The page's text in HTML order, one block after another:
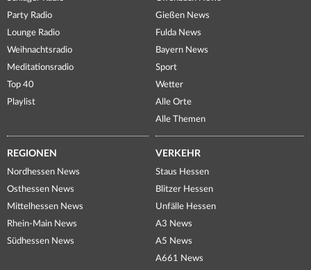
Party Radio
Lounge Radio
Weihnachtsradio
Meditationsradio
Top 40
Playlist
Gießen News
Fulda News
Bayern News
Sport
Wetter
Alle Orte
Alle Themen
REGIONEN
Nordhessen News
Osthessen News
Mittelhessen News
Rhein-Main News
Südhessen News
VERKEHR
Staus Hessen
Blitzer Hessen
Unfälle Hessen
A3 News
A5 News
A661 News